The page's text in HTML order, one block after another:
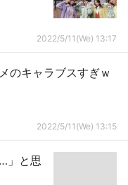
2022/5/11(We) 13:17
のキャラブスすぎｗ
2022/5/11(We) 13:15
」と思